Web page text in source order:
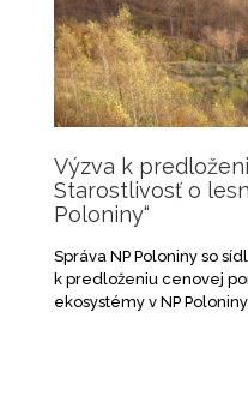
Výzva k
Starostlivosť o
Poloniny“
Správa NP Poloniny so
k predloženiu cenovej
ekosystémy v NP